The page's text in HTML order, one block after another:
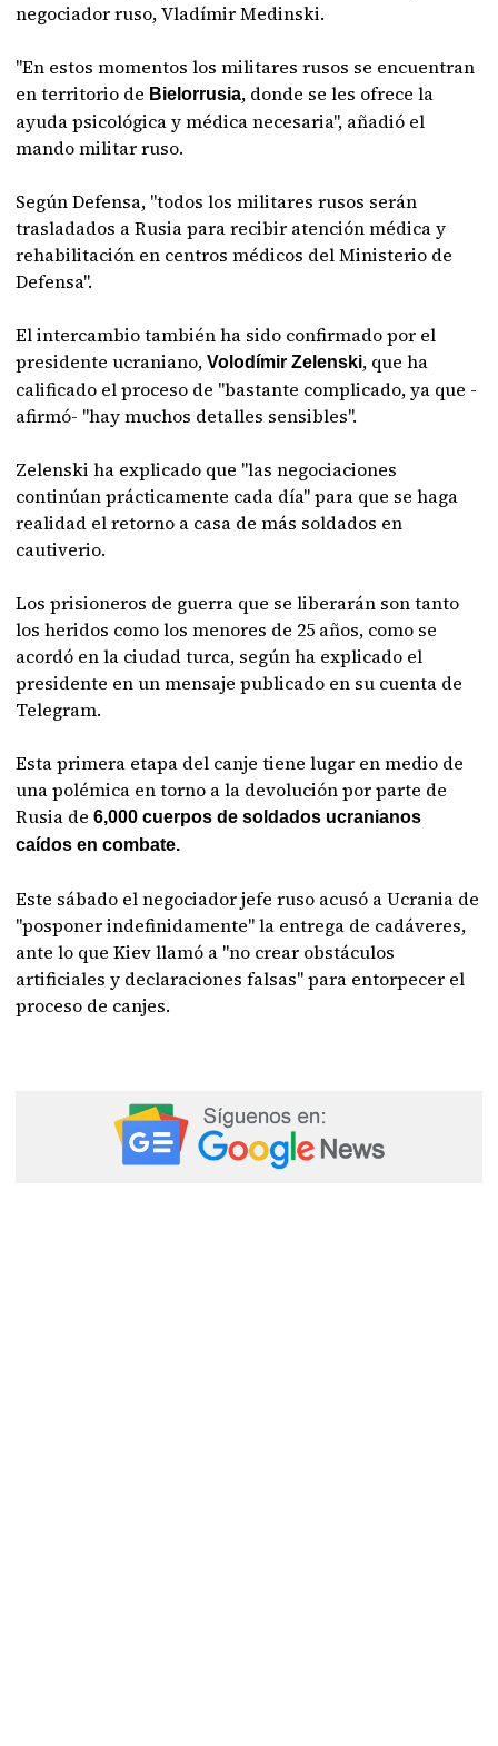
negociador ruso, Vladímir Medinski.
"En estos momentos los militares rusos se encuentran
en territorio de Bielorrusia, donde se les ofrece la
ayuda psicológica y médica necesaria", añadió el
mando militar ruso.
Según Defensa, "todos los militares rusos serán
trasladados a Rusia para recibir atención médica y
rehabilitación en centros médicos del Ministerio de
Defensa".
El intercambio también ha sido confirmado por el
presidente ucraniano,Volodímir Zelenski, que ha
calificado el proceso de "bastante complicado, ya que -
afirmó- "hay muchos detalles sensibles".
Zelenski ha explicado que "las negociaciones
continúan prácticamente cada día" para que se haga
realidad el retorno a casa de más soldados en
cautiverio.
Los prisioneros de guerra que se liberarán son tanto
los heridos como los menores de 25 años, como se
acordó en la ciudad turca, según ha explicado el
presidente en un mensaje publicado en su cuenta de
Telegram.
Esta primera etapa del canje tiene lugar en medio de
una polémica en torno a la devolución por parte de
Rusia de6,000 cuerpos de soldados ucranianos
caídos en combate.
Este sábado el negociador jefe ruso acusó a Ucrania de
"posponer indefinidamente" la entrega de cadáveres,
ante lo que Kiev llamó a "no crear obstáculos
artificiales y declaraciones falsas" para entorpecer el
proceso de canjes.